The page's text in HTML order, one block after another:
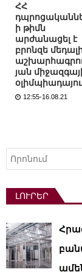
ՀՀ
ի թիմն
արժանացել է
բրոնզե
յան
12:55-16.08.21
Որոնել
ԼՈՒՐԵՐ